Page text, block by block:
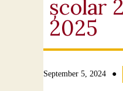
școlar
2025
September 5, 2024 ●